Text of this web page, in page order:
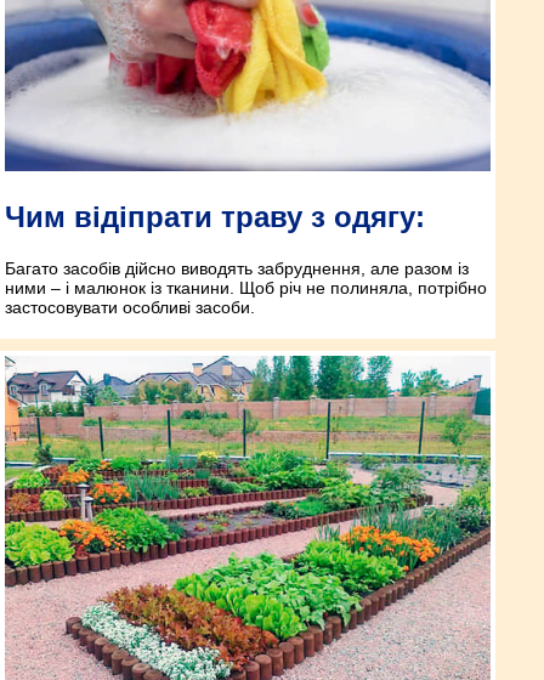
Чим відіпрати траву з одягу:
Багато засобів дійсно виводять забруднення, але разом із
ними – і малюнок із тканини. Щоб річ не полиняла, потрібно
застосовувати особливі засоби.